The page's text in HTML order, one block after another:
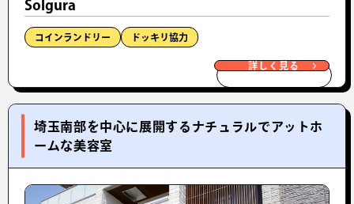
Solgura
コインランドリー ドッキリ協力
詳しく見る
埼玉南部を中心に展開するナチュラルでアットホ
ームな美容室